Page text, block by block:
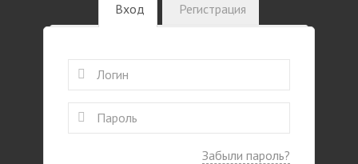
Вход Регистрация
Забыли пароль?